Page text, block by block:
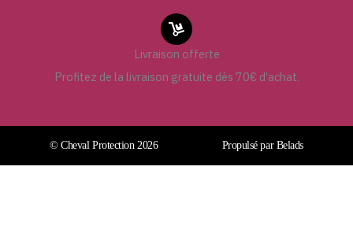
Livraison offerte
Profitez de la livraison gratuite dès 70€ d’achat.
© Cheval Protection 2026 Propulsé par Belads